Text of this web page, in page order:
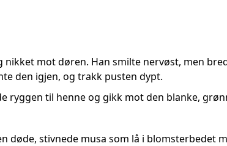
nikket mot døren. Han smilte nervøst, men
den igjen, og trakk pusten dypt.
ryggen til henne og gikk mot den blanke,
døde, stivnede musa som lå i blomsterbedet